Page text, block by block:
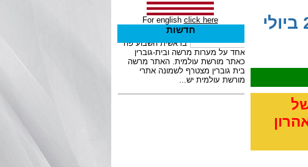
ניוז-לטר תיור ישראלי מספר 24 - 26 ביולי
For english click here
חדשות